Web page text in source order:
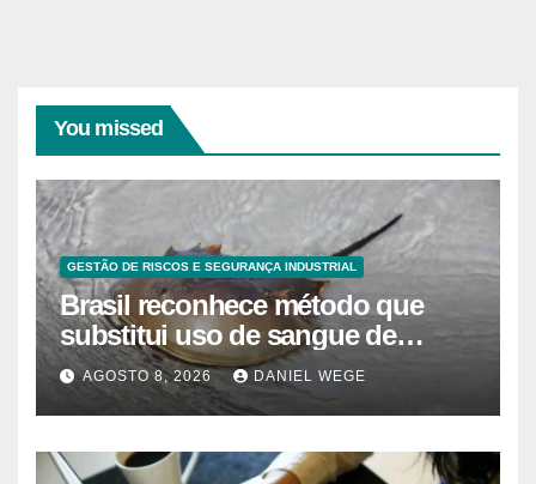
You missed
GESTÃO DE RISCOS E SEGURANÇA INDUSTRIAL
Brasil reconhece método que
substitui uso de sangue de
caranguejo-ferradura em testes
farmacêuticos
AGOSTO 8, 2026 DANIEL WEGE